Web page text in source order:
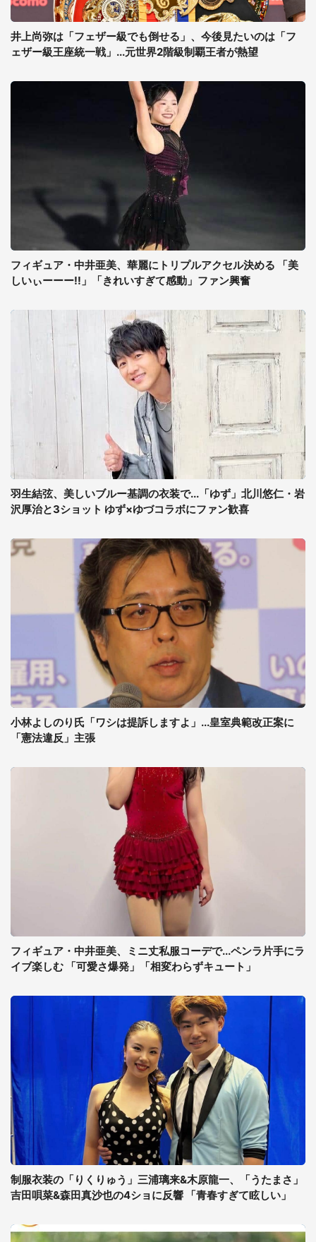
井上尚弥は「フェザー級でも倒せる」、今後見たいのは「フ
ェザー級王座統一戦」...元世界2階級制覇王者が熱望
フィギュア・中井亜美、華麗にトリプルアクセル決める 「美
しいぃーーー!!」「きれいすぎて感動」ファン興奮
羽生結弦、美しいブルー基調の衣装で...「ゆず」北川悠仁・岩
沢厚治と3ショット ゆず×ゆづコラボにファン歓喜
小林よしのり氏「ワシは提訴しますよ」...皇室典範改正案に
「憲法違反」主張
フィギュア・中井亜美、ミニ丈私服コーデで...ペンラ片手にラ
イブ楽しむ 「可愛さ爆発」「相変わらずキュート」
制服衣装の「りくりゅう」三浦璃来&木原龍一、「うたまさ」
吉田唄菜&森田真沙也の4ショに反響 「青春すぎて眩しい」